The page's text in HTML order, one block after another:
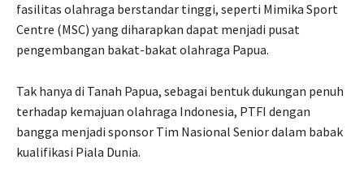
fasilitas olahraga berstandar tinggi, seperti Mimika Sport
Centre (MSC) yang diharapkan dapat menjadi pusat
pengembangan bakat-bakat olahraga Papua.
Tak hanya di Tanah Papua, sebagai bentuk dukungan penuh
terhadap kemajuan olahraga Indonesia, PTFI dengan
bangga menjadi sponsor Tim Nasional Senior dalam babak
kualifikasi Piala Dunia.